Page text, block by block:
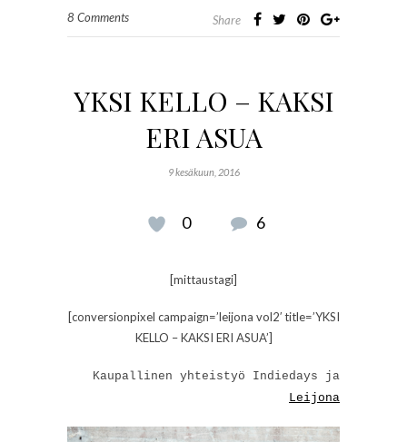
8 Comments Share
YKSI KELLO – KAKSI
ERI ASUA
9 kesäkuun, 2016
0 6
[mittaustagi]
[conversionpixel campaign=’leijona vol2′ title=’YKSI
KELLO – KAKSI ERI ASUA’]
Kaupallinen yhteistyö Indiedays ja
Leijona